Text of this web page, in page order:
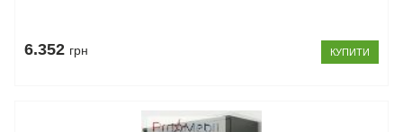
6.352 грн КУПИТИ